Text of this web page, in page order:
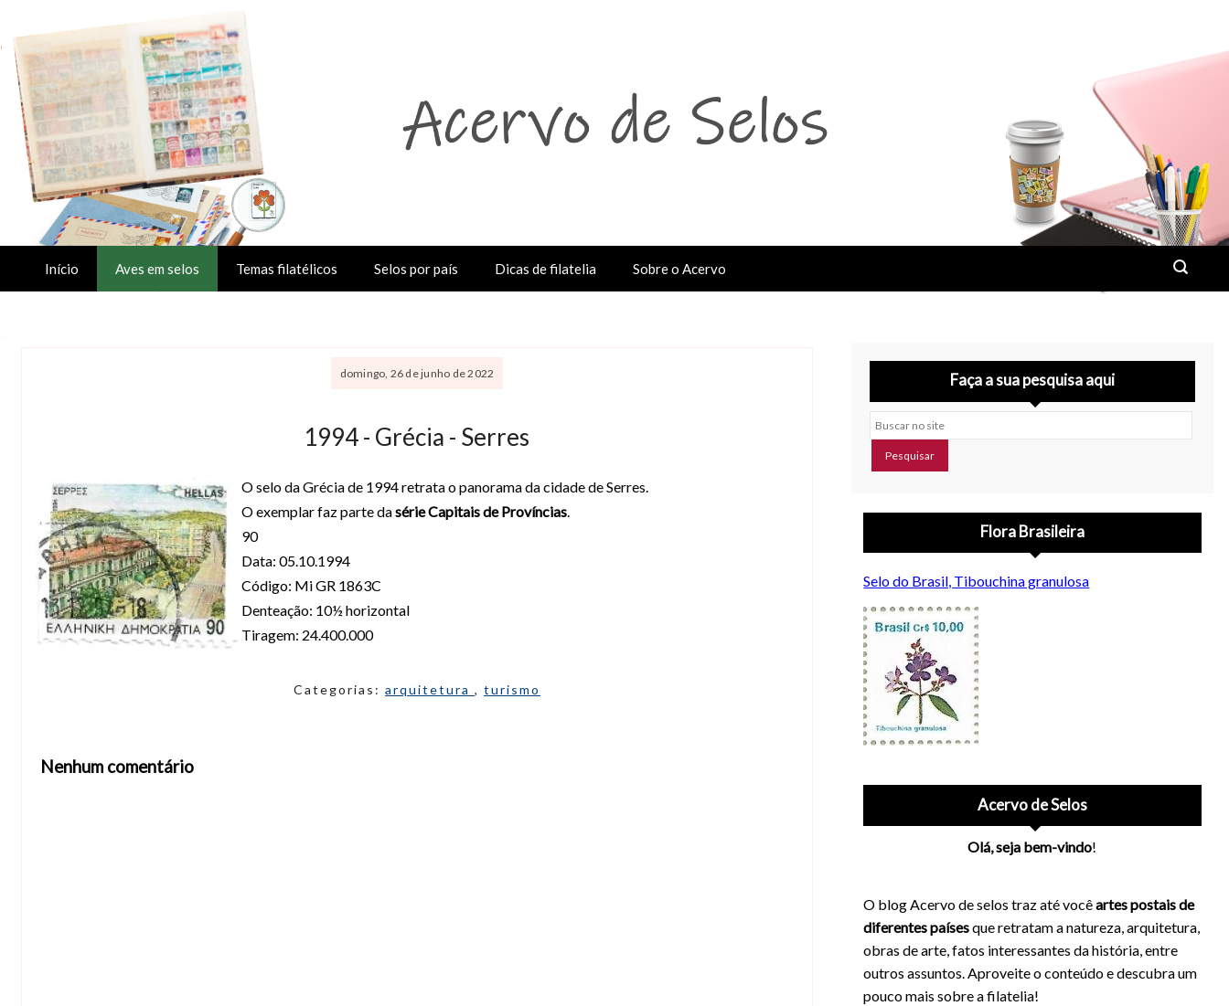
Início Aves em selos Temas filatélicos Selos por país Dicas de filatelia Sobre o Acervo
domingo, 26 de junho de 2022
1994 - Grécia - Serres
O selo da Grécia de 1994 retrata o panorama da cidade de Serres.
O exemplar faz parte dasérie Capitais de Províncias
90
Data: 05.10.1994
Código: Mi GR 1863C
Denteação: 10½ horizontal
Tiragem: 24.400.000
Categorias: arquitetura , turismo
Nenhum comentário
Faça a sua pesquisa aqui
Buscar no site
Flora Brasileira
Selo do Brasil, Tibouchina granulosa
Acervo de Selos
Olá, seja bem-vindo!
O blog Acervo de selos traz até vocêartes postais de
diferentes paísesque retratam a natureza, arquitetura,
obras de arte, fatos interessantes da história, entre
outros assuntos. Aproveite o conteúdo e descubra um
pouco mais sobre a filatelia!